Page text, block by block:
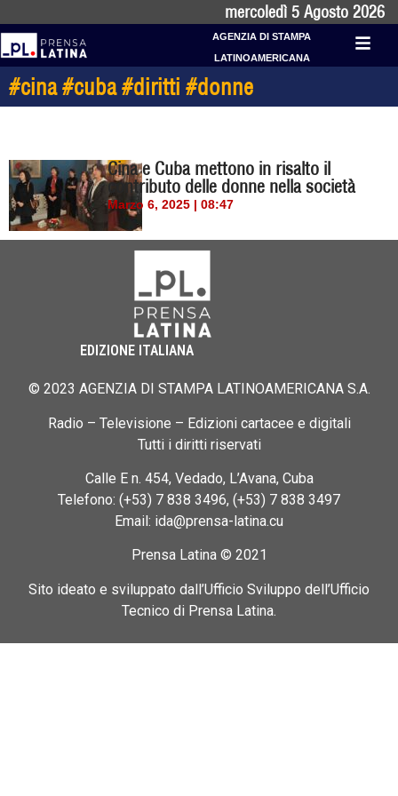
mercoledì 5 Agosto 2026
AGENZIA DI STAMPA
LATINOAMERICANA
#cina #cuba #diritti #donne
Cina e Cuba mettono in risalto il
contributo delle donne nella società
Marzo 6, 2025 | 08:47
EDIZIONE ITALIANA
© 2023 AGENZIA DI STAMPA LATINOAMERICANA S.A.
Radio – Televisione – Edizioni cartacee e digitali
Tutti i diritti riservati
Calle E n. 454, Vedado, L’Avana, Cuba
Telefono: (+53) 7 838 3496, (+53) 7 838 3497
Email: ida@prensa-latina.cu
Prensa Latina © 2021
Sito ideato e sviluppato dall’Ufficio Sviluppo dell’Ufficio
Tecnico di Prensa Latina.